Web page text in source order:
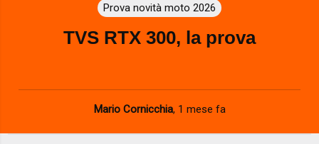
Prova novità moto 2026
TVS RTX 300, la prova
Mario Cornicchia, 1 mese fa